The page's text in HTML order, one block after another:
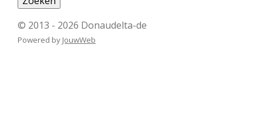
© 2013 - 2026 Donaudelta-de
Powered by JouwWeb